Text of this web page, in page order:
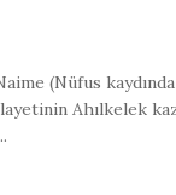
(Nüfus kaydında
Ahılkelek